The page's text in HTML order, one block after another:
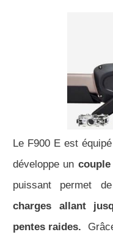
Le F900 E est
développe un
puissant permet
charges allant
pentes raides.